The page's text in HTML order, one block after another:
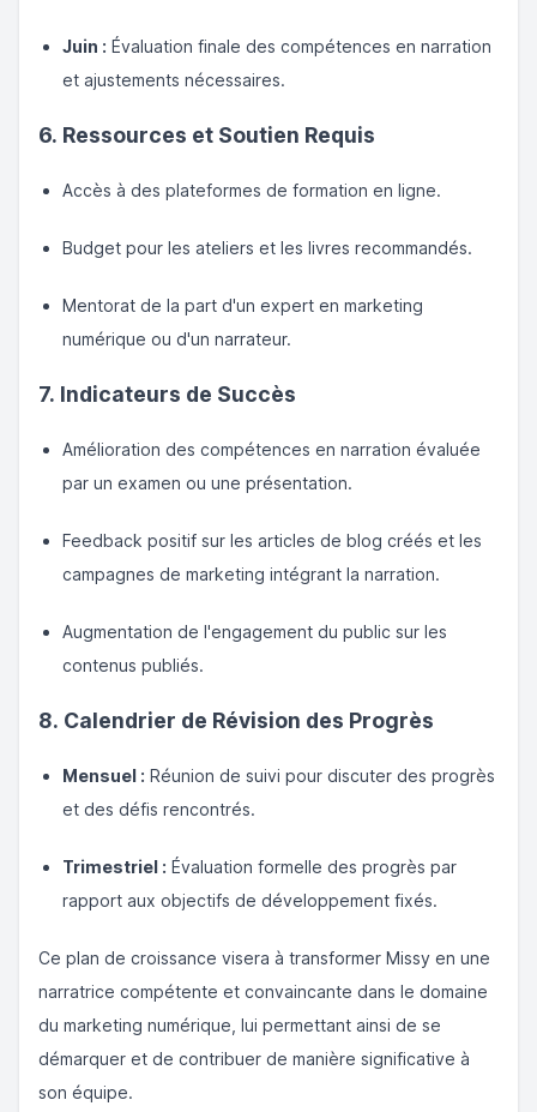
Juin : Évaluation finale des compétences en narration
et ajustements nécessaires.
6. Ressources et Soutien Requis
Accès à des plateformes de formation en ligne.
Budget pour les ateliers et les livres recommandés.
Mentorat de la part d'un expert en marketing
numérique ou d'un narrateur.
7. Indicateurs de Succès
Amélioration des compétences en narration évaluée
par un examen ou une présentation.
Feedback positif sur les articles de blog créés et les
campagnes de marketing intégrant la narration.
Augmentation de l'engagement du public sur les
contenus publiés.
8. Calendrier de Révision des Progrès
Mensuel : Réunion de suivi pour discuter des progrès
et des défis rencontrés.
Trimestriel : Évaluation formelle des progrès par
rapport aux objectifs de développement fixés.
Ce plan de croissance visera à transformer Missy en une
narratrice compétente et convaincante dans le domaine
du marketing numérique, lui permettant ainsi de se
démarquer et de contribuer de manière significative à
son équipe.